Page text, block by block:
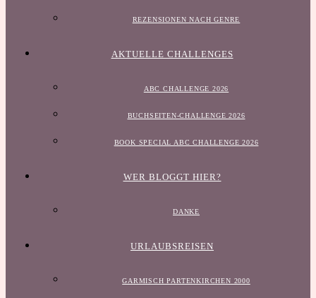
REZENSIONEN NACH GENRE
AKTUELLE CHALLENGES
ABC CHALLENGE 2026
BUCHSEITEN-CHALLENGE 2026
BOOK SPECIAL ABC CHALLENGE 2026
WER BLOGGT HIER?
DANKE
URLAUBSREISEN
GARMISCH PARTENKIRCHEN 2000